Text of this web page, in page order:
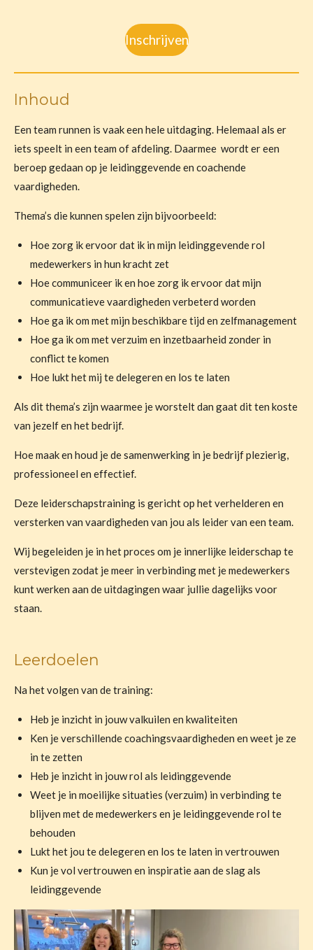
Inschrijven
Inhoud
Een team runnen is vaak een hele uitdaging. Helemaal als er
iets speelt in een team of afdeling. Daarmee wordt er een
beroep gedaan op je leidinggevende en coachende
vaardigheden.
Thema’s die kunnen spelen zijn bijvoorbeeld:
Hoe zorg ik ervoor dat ik in mijn leidinggevende rol
medewerkers in hun kracht zet
Hoe communiceer ik en hoe zorg ik ervoor dat mijn
communicatieve vaardigheden verbeterd worden
Hoe ga ik om met mijn beschikbare tijd en zelfmanagement
Hoe ga ik om met verzuim en inzetbaarheid zonder in
conflict te komen
Hoe lukt het mij te delegeren en los te laten
Als dit thema’s zijn waarmee je worstelt dan gaat dit ten koste
van jezelf en het bedrijf.
Hoe maak en houd je de samenwerking in je bedrijf plezierig,
professioneel en effectief.
Deze leiderschapstraining is gericht op het verhelderen en
versterken van vaardigheden van jou als leider van een team.
Wij begeleiden je in het proces om je innerlijke leiderschap te
verstevigen zodat je meer in verbinding met je medewerkers
kunt werken aan de uitdagingen waar jullie dagelijks voor
staan.
Leerdoelen
Na het volgen van de training:
Heb je inzicht in jouw valkuilen en kwaliteiten
Ken je verschillende coachingsvaardigheden en weet je ze
in te zetten
Heb je inzicht in jouw rol als leidinggevende
Weet je in moeilijke situaties (verzuim) in verbinding te
blijven met de medewerkers en je leidinggevende rol te
behouden
Lukt het jou te delegeren en los te laten in vertrouwen
Kun je vol vertrouwen en inspiratie aan de slag als
leidinggevende